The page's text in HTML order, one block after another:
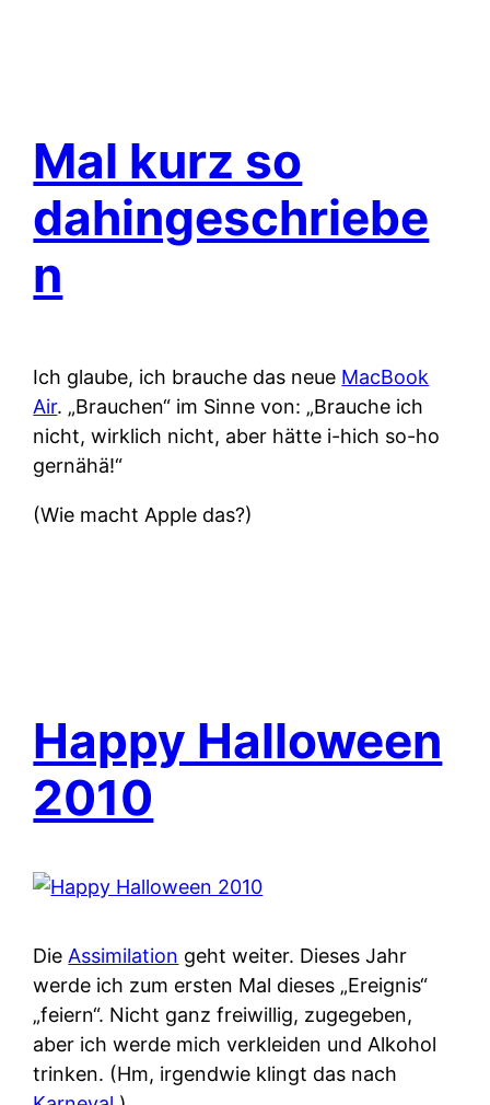
Mal kurz so
dahingeschriebe
n
Ich glaube, ich brauche das neue MacBook
Air. „Brauchen“ im Sinne von: „Brauche ich
nicht, wirklich nicht, aber hätte i-hich so-ho
gernähä!“
(Wie macht Apple das?)
Happy Halloween
2010
Die Assimilation geht weiter. Dieses Jahr
werde ich zum ersten Mal dieses „Ereignis“
„feiern“. Nicht ganz freiwillig, zugegeben,
aber ich werde mich verkleiden und Alkohol
trinken. (Hm, irgendwie klingt das nach